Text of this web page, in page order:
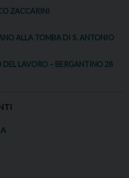
ZACCARINI
ALLA TOMBA DI S. ANTONIO
LAVORO – BERGANTINO 28